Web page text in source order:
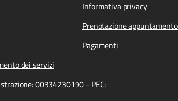
Informativa privacy
Prenotazione appuntamento
Pagamenti
dei servizi
00334230190 - PEC: